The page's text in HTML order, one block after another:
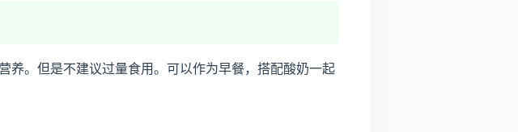
养。但是不建议过量食用。可以作为早餐，搭配酸奶一起